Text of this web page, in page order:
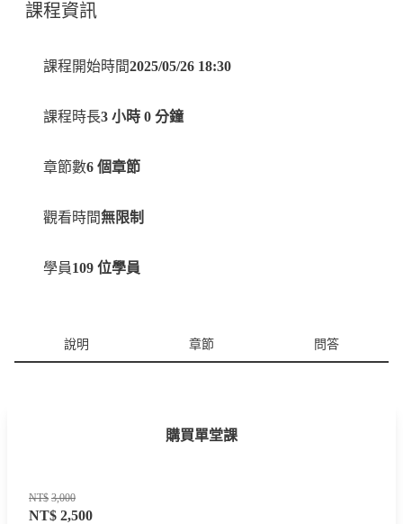
商業化應用潛力：從品牌視覺到產品設計，Midjourney讓你
Nijijourney動漫風加持：專攻二次元風格，打造吸睛的動漫
初學者友好：比Stable Diffusion複雜模型更直觀簡單，零基
進階技巧解鎖：學習高級參數與指令，精準控制作品細節，
實戰項目實操：透過真實案例與商業應用練習，將技能轉化
💡 Midjourney不僅是藝術愛好者的天堂，更是設計師、創業
臂之力。無需繁瑣的技術門檻，從小白到大師，課程帶你步
步進階，點燃你的創意火花 🔥，成為AI繪圖領域的閃耀新
課程資訊
課程開始時間2025/05/26 18:30
課程時長3 小時 0 分鐘
章節數6 個章節
觀看時間無限制
學員109 位學員
說明 章節 問答
購買單堂課
NT$ 3,000
NT$ 2,500